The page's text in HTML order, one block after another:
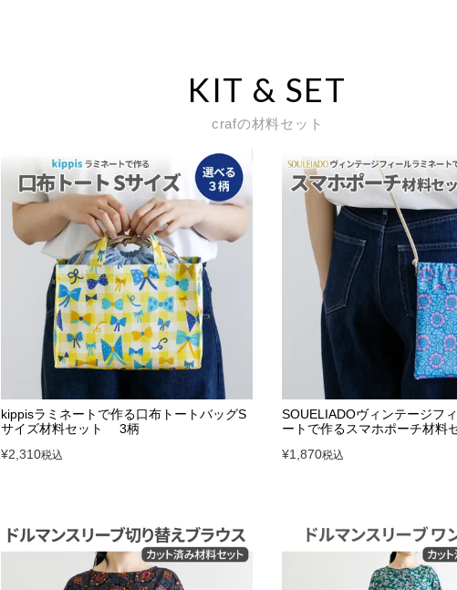
KIT & SET
crafの材料セット
kippisラミネートで作る口布トートバッグS
サイズ材料セット 3柄
¥2,310税込
SOUELIADOヴィンテージフ
ートで作るスマホポーチ材料
¥1,870税込